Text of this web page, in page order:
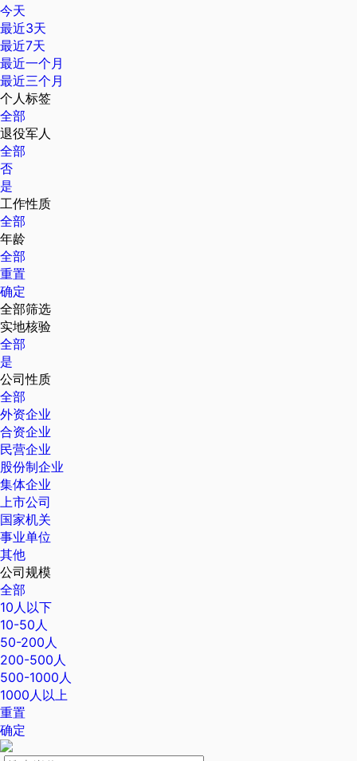
今天
最近3天
最近7天
最近一个月
最近三个月
个人标签
全部
退役军人
全部
否
是
工作性质
全部
年龄
全部
重置
确定
全部筛选
实地核验
全部
是
公司性质
全部
外资企业
合资企业
民营企业
股份制企业
集体企业
上市公司
国家机关
事业单位
其他
公司规模
全部
10人以下
10-50人
50-200人
200-500人
500-1000人
1000人以上
重置
确定